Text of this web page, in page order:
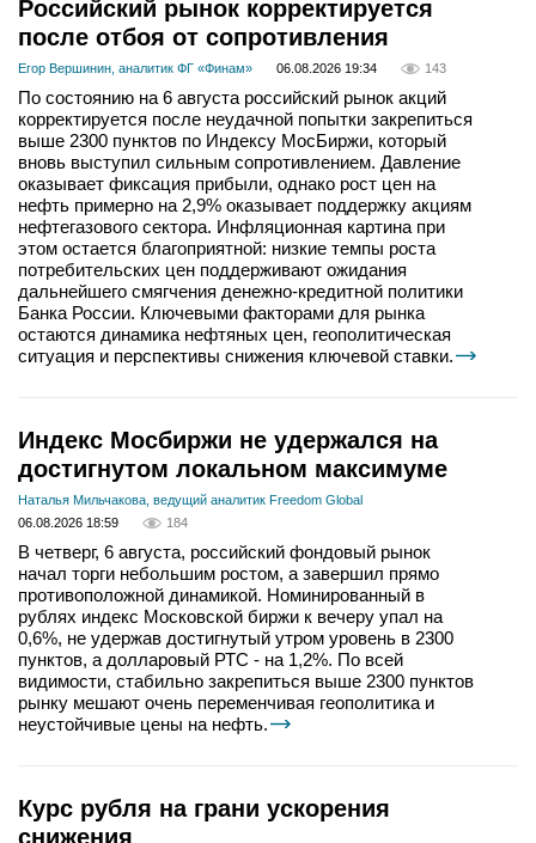
Российский рынок корректируется
после отбоя от сопротивления
Егор Вершинин, аналитик ФГ «Финам» 06.08.2026 19:34 143
По состоянию на 6 августа российский рынок акций
корректируется после неудачной попытки закрепиться
выше 2300 пунктов по Индексу МосБиржи, который
вновь выступил сильным сопротивлением. Давление
оказывает фиксация прибыли, однако рост цен на
нефть примерно на 2,9% оказывает поддержку акциям
нефтегазового сектора. Инфляционная картина при
этом остается благоприятной: низкие темпы роста
потребительских цен поддерживают ожидания
дальнейшего смягчения денежно-кредитной политики
Банка России. Ключевыми факторами для рынка
остаются динамика нефтяных цен, геополитическая
ситуация и перспективы снижения ключевой ставки.
Индекс Мосбиржи не удержался на
достигнутом локальном максимуме
Наталья Мильчакова, ведущий аналитик Freedom Global
06.08.2026 18:59
184
В четверг, 6 августа, российский фондовый рынок
начал торги небольшим ростом, а завершил прямо
противоположной динамикой. Номинированный в
рублях индекс Московской биржи к вечеру упал на
0,6%, не удержав достигнутый утром уровень в 2300
пунктов, а долларовый РТС - на 1,2%. По всей
видимости, стабильно закрепиться выше 2300 пунктов
рынку мешают очень переменчивая геополитика и
неустойчивые цены на нефть.
Курс рубля на грани ускорения
снижения